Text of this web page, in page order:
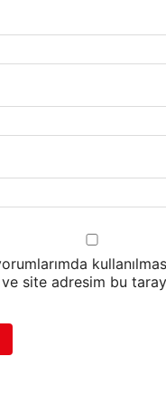
site adresim bu